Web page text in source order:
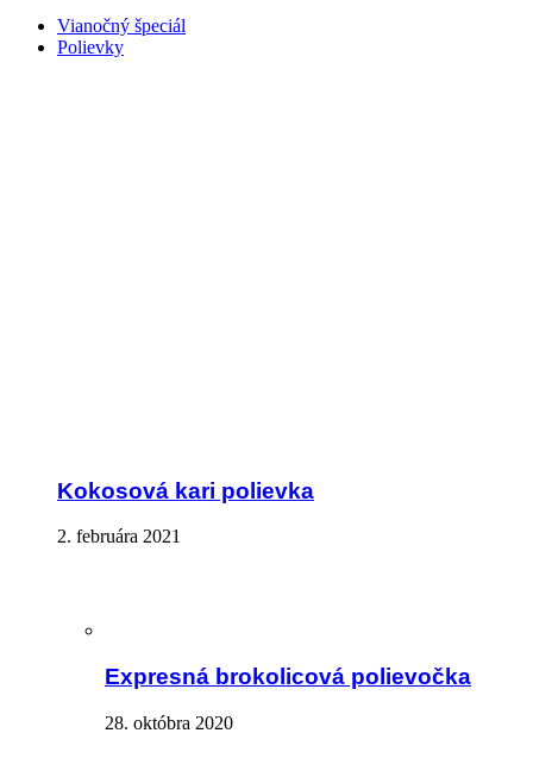
Vianočný špeciál
Polievky
Kokosová kari polievka
2. februára 2021
Expresná brokolicová polievočka
28. októbra 2020